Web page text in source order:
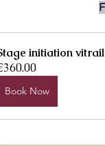
initiation
Book Now